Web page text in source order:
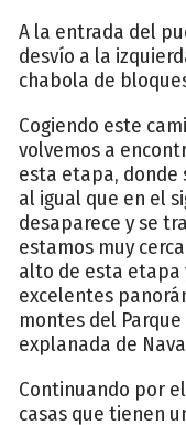
A la entrada del
desvío a la
chabola de
Cogiendo este
volvemos a
esta etapa, donde
al igual que en el
desaparece y se
estamos muy
alto de esta etapa
excelentes
montes del
explanada de
Continuando por
casas que tienen